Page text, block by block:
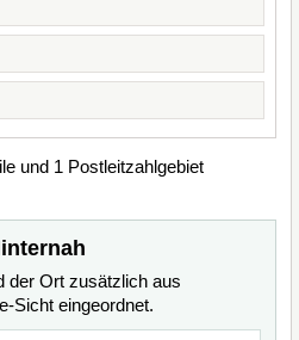
und 1 Postleitzahlgebiet
der Ort zusätzlich aus
Sicht eingeordnet.